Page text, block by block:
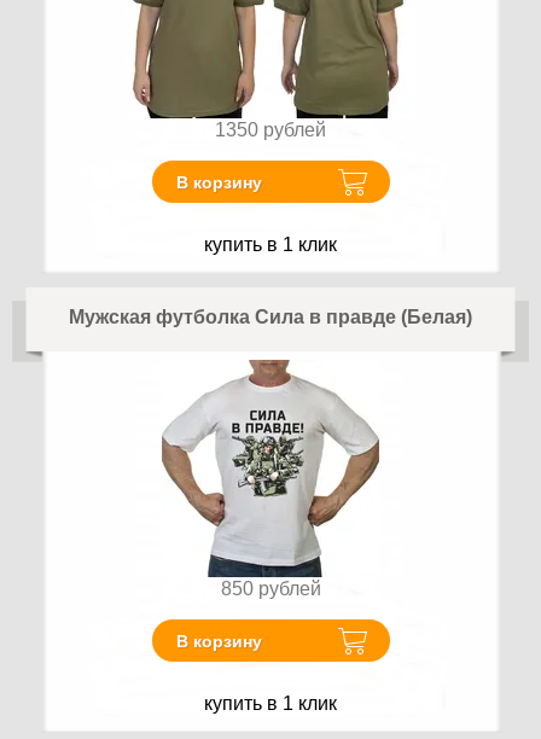
1350 рублей
В корзину
купить в 1 клик
Мужская футболка Сила в правде (Белая)
850 рублей
В корзину
купить в 1 клик